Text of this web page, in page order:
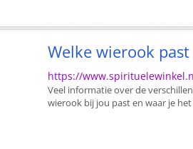
Welke wierook
https://
Veel informatie over de
wierook bij jou past en waar je